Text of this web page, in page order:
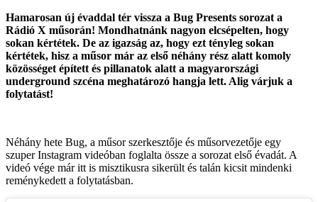
Hamarosan új évaddal tér vissza a Bug Presents sorozat a
Rádió X műsorán! Mondhatnánk nagyon elcsépelten, hogy
sokan kértétek. De az igazság az, hogy ezt tényleg sokan
kértétek, hisz a műsor már az első néhány rész alatt komoly
közösséget épített és pillanatok alatt a magyarországi
underground szcéna meghatározó hangja lett. Alig várjuk a
folytatást!
Néhány hete Bug, a műsor szerkesztője és műsorvezetője egy
szuper Instagram videóban foglalta össze a sorozat első évadát. A
videó vége már itt is misztikusra sikerült és talán kicsit mindenki
reménykedett a folytatásban.